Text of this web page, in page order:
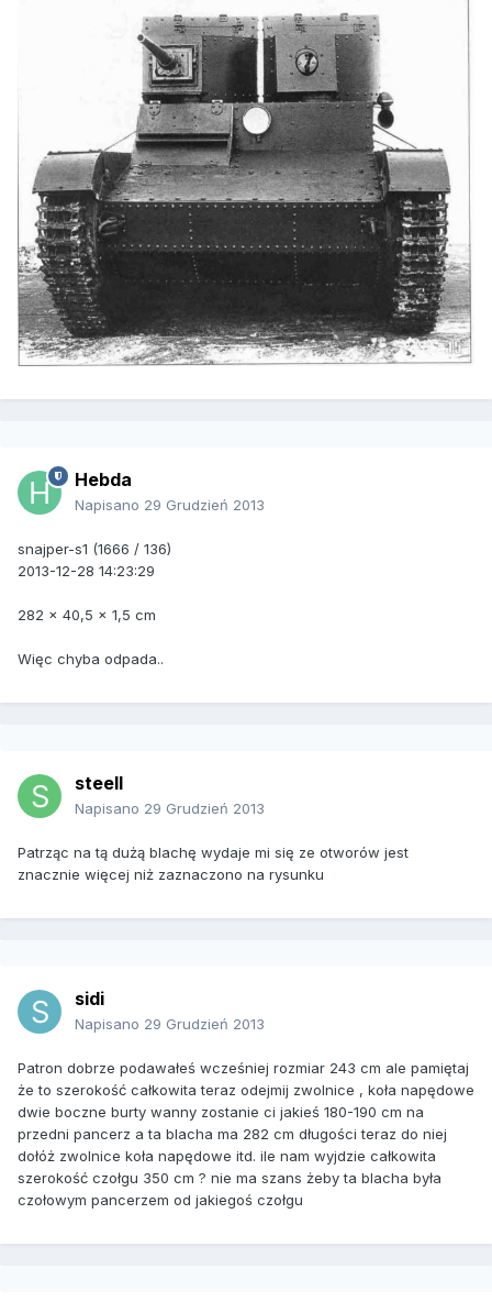
Hebda
Napisano 29 Grudzień 2013
snajper-s1 (1666 / 136)
2013-12-28 14:23:29
282 x 40,5 x 1,5 cm
Więc chyba odpada..
steell
Napisano 29 Grudzień 2013
Patrząc na tą dużą blachę wydaje mi się ze otworów jest
znacznie więcej niż zaznaczono na rysunku
sidi
Napisano 29 Grudzień 2013
Patron dobrze podawałeś wcześniej rozmiar 243 cm ale pamiętaj
że to szerokość całkowita teraz odejmij zwolnice , koła napędowe
dwie boczne burty wanny zostanie ci jakieś 180-190 cm na
przedni pancerz a ta blacha ma 282 cm długości teraz do niej
dołóż zwolnice koła napędowe itd. ile nam wyjdzie całkowita
szerokość czołgu 350 cm ? nie ma szans żeby ta blacha była
czołowym pancerzem od jakiegoś czołgu